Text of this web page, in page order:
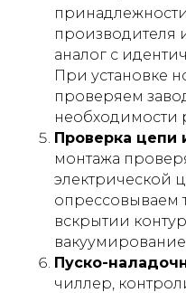
аналог с
При установке
проверяем
необходимости
Проверка цепи
монтажа
электрической
опрессовываем
вскрытии
Пуско-
чиллер,